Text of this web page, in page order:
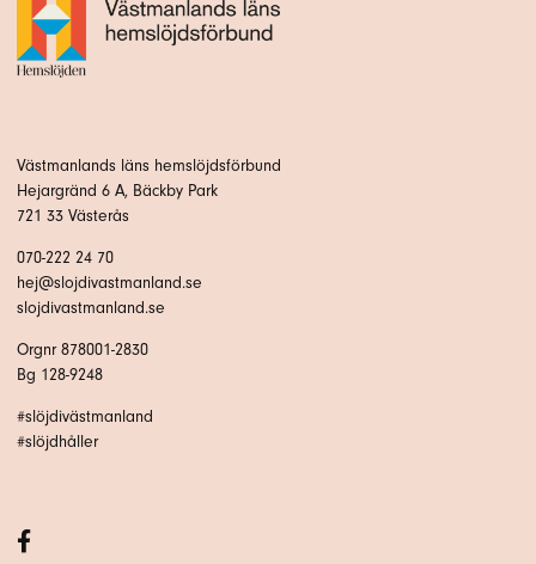
Västmanlands läns hemslöjdsförbund
Hejargränd 6 A, Bäckby Park
721 33 Västerås
070-222 24 70
hej@slojdivastmanland.se
slojdivastmanland.se
Orgnr 878001-2830
Bg 128-9248
#slöjdivästmanland
#slöjdhåller